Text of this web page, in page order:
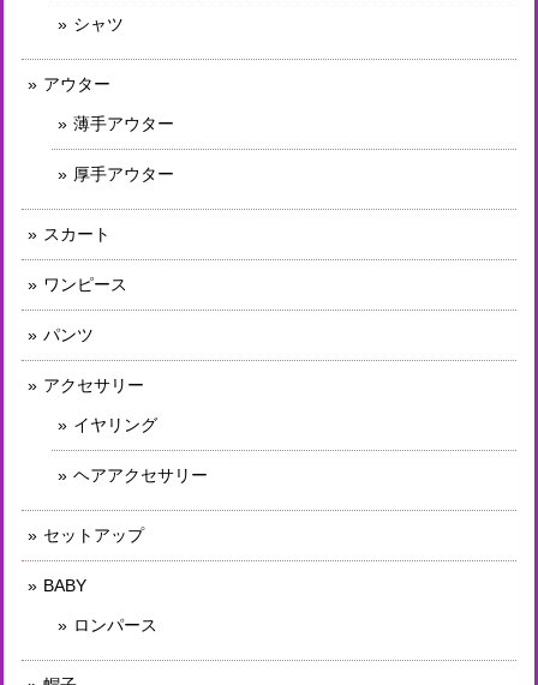
シャツ
アウター
薄手アウター
厚手アウター
スカート
ワンピース
パンツ
アクセサリー
イヤリング
ヘアアクセサリー
セットアップ
BABY
ロンパース